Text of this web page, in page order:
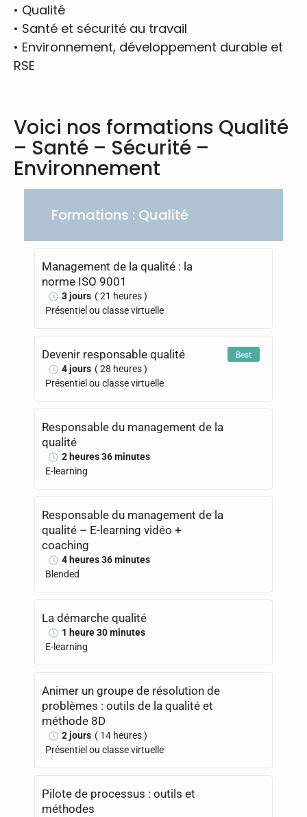
• Qualité
• Santé et sécurité au travail
• Environnement, développement durable et
RSE
Voici nos formations Qualité
– Santé – Sécurité –
Environnement
Formations : Qualité
Management de la qualité : la
norme ISO 9001
3 jours ( 21 heures )
Présentiel ou classe virtuelle
Devenir responsable qualité Best
4 jours ( 28 heures )
Présentiel ou classe virtuelle
Responsable du management de la
qualité
2 heures 36 minutes
E-learning
Responsable du management de la
qualité – E-learning vidéo +
coaching
4 heures 36 minutes
Blended
La démarche qualité
1 heure 30 minutes
E-learning
Animer un groupe de résolution de
problèmes : outils de la qualité et
méthode 8D
2 jours ( 14 heures )
Présentiel ou classe virtuelle
Pilote de processus : outils et
méthodes